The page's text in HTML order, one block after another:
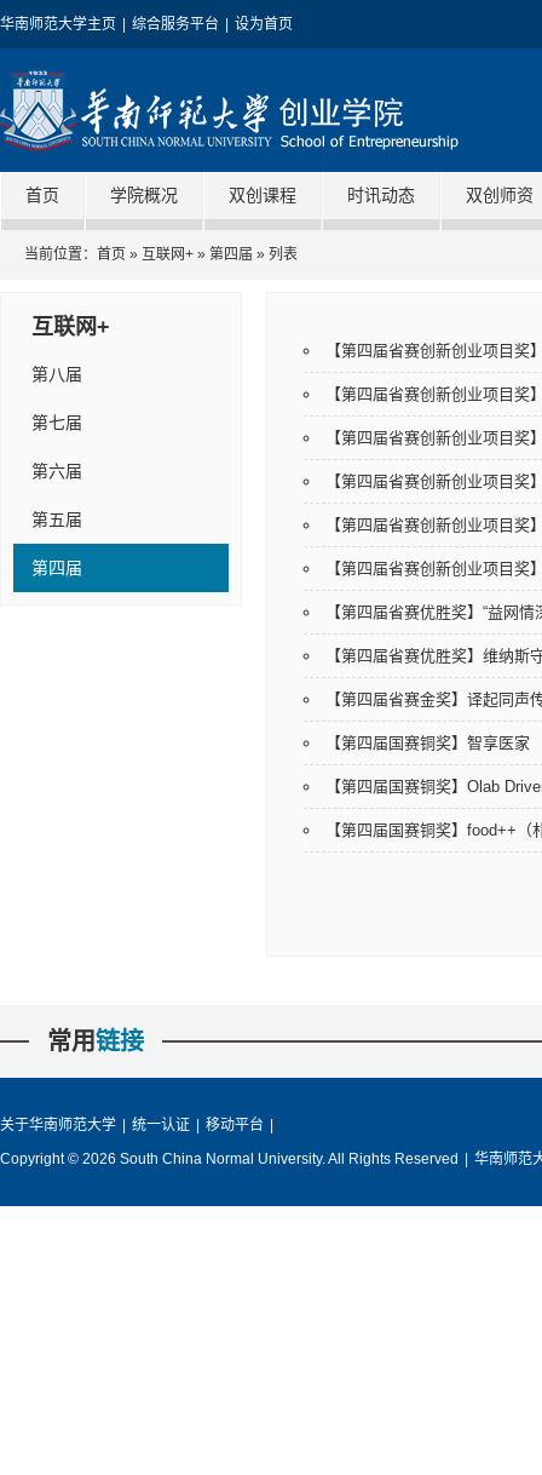
华南师范大学主页 综合服务平台 设为首页
首页 学院概况 双创课程 时讯动态 双创师资
当前位置： 首页 » 互联网+ » 第四届 » 列表
互联网+
第八届
第七届
第六届
第五届
第四届
【第四届省赛创新创业项目奖
【第四届省赛创新创业项目奖
【第四届省赛创新创业项目奖
【第四届省赛创新创业项目
【第四届省赛创新创业项目奖
【第四届省赛创新创业项目奖
【第四届省赛优胜奖】“益网
【第四届省赛优胜奖】维纳斯
【第四届省赛金奖】译起同声
【第四届国赛铜奖】智享医家
【第四届国赛铜奖】Olab
【第四届国赛铜奖】food++（
常用链接
关于华南师范大学 统一认证 移动平台
Copyright © 2026 South China Normal University. All Rights Reserved
华南师范